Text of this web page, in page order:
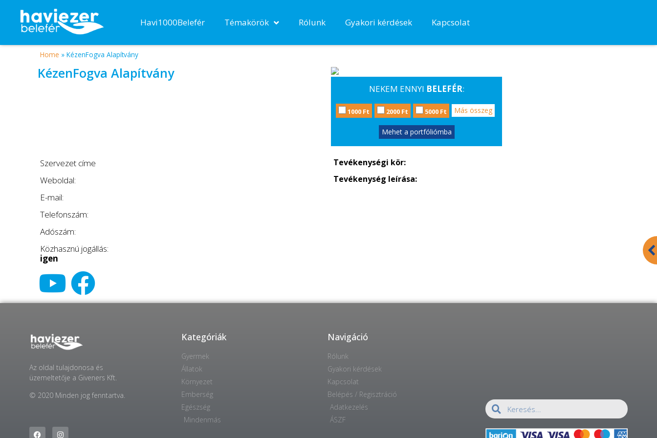
Havi1000Belefér Témakörök Rólunk Gyakori kérdések Kapcsolat
Home » KézenFogva Alapítvány
KézenFogva Alapítvány
NEKEM ENNYI BELEFÉR:
1000 Ft 2000 Ft 5000 Ft Más összeg
Mehet a portfóliómba
Szervezet címe
Weboldal:
E-mail:
Telefonszám:
Adószám:
Közhasznú jogállás:
igen
Tevékenységi kör:
Tevékenység leírása:
Az oldal tulajdonosa és
üzemeltetője a Giveners Kft.
© 2020 Minden jog fenntartva.
Kategóriák
Gyermek
Állatok
Környezet
Emberség
Egészség
Mindenmás
Navigáció
Rólunk
Gyakori kérdések
Kapcsolat
Belépés / Regisztráció
Adatkezelés
ÁSZF